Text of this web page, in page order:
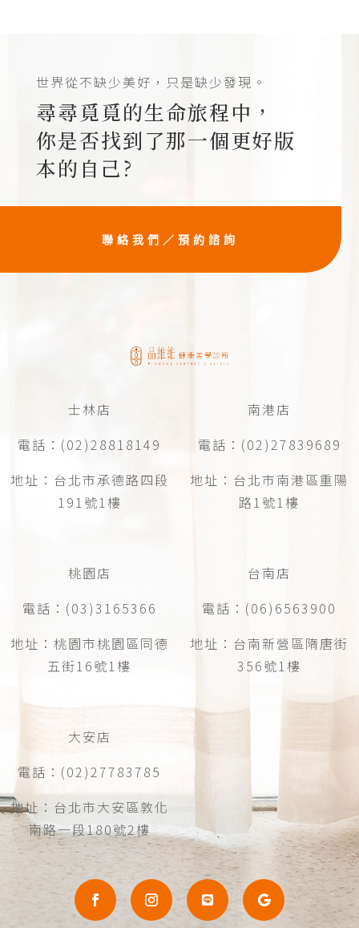
世界從不缺少美好，只是缺少發現。
尋尋覓覓的生命旅程中，
你是否找到了那一個更好版
本的自己?
聯絡我們／預約諮詢
士林店
電話：(02)28818149
地址：台北市承德路四段
191號1樓
南港店
電話：(02)27839689
地址：台北市南港區重陽
路1號1樓
桃園店
電話：(03)3165366
地址：桃園市桃園區同德
五街16號1樓
台南店
電話：(06)6563900
地址：台南新營區隋唐街
356號1樓
大安店
電話：(02)27783785
地址：台北市大安區敦化
南路一段180號2樓